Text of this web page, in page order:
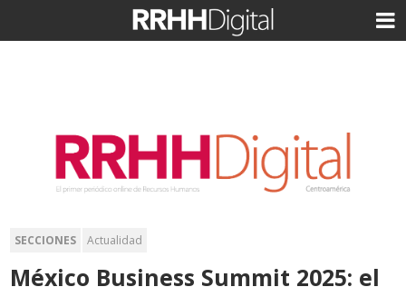
SECCIONES Actualidad
México Business Summit 2025: el